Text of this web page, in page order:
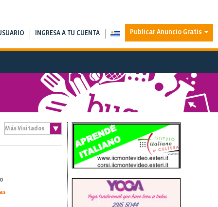
Publicar Anuncio Gratis
INGRESA A TU CUENTA
0